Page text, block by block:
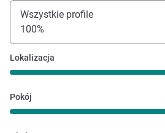
Wszystkie profile
100%
Lokalizacja
Pokój